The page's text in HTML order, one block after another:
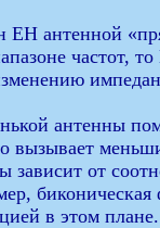
ЕН антенной
частот,
антенны
вызывает
от
в этом плане.